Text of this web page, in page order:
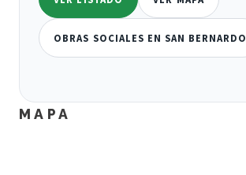
OBRAS SOCIALES EN SAN BERNARDO
MAPA